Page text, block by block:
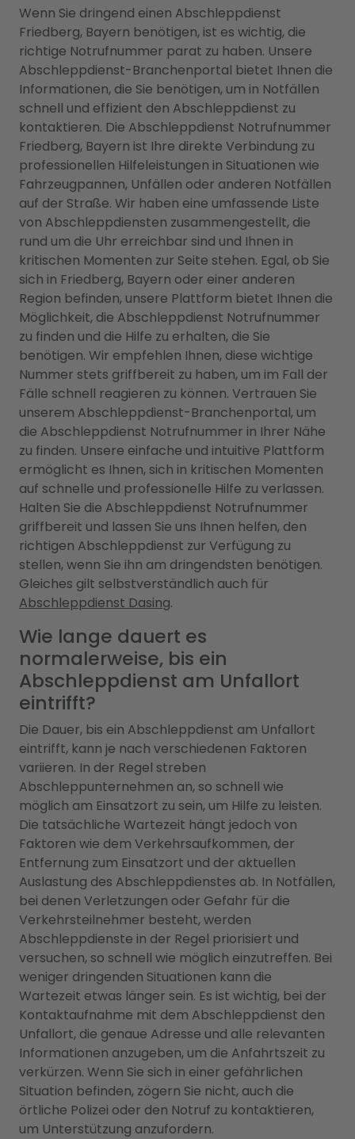
Wenn Sie dringend einen Abschleppdienst
Friedberg, Bayern benötigen, ist es wichtig, die
richtige Notrufnummer parat zu haben. Unsere
Abschleppdienst-Branchenportal bietet Ihnen die
Informationen, die Sie benötigen, um in Notfällen
schnell und effizient den Abschleppdienst zu
kontaktieren. Die Abschleppdienst Notrufnummer
Friedberg, Bayern ist Ihre direkte Verbindung zu
professionellen Hilfeleistungen in Situationen wie
Fahrzeugpannen, Unfällen oder anderen Notfällen
auf der Straße. Wir haben eine umfassende Liste
von Abschleppdiensten zusammengestellt, die
rund um die Uhr erreichbar sind und Ihnen in
kritischen Momenten zur Seite stehen. Egal, ob Sie
sich in Friedberg, Bayern oder einer anderen
Region befinden, unsere Plattform bietet Ihnen die
Möglichkeit, die Abschleppdienst Notrufnummer
zu finden und die Hilfe zu erhalten, die Sie
benötigen. Wir empfehlen Ihnen, diese wichtige
Nummer stets griffbereit zu haben, um im Fall der
Fälle schnell reagieren zu können. Vertrauen Sie
unserem Abschleppdienst-Branchenportal, um
die Abschleppdienst Notrufnummer in Ihrer Nähe
zu finden. Unsere einfache und intuitive Plattform
ermöglicht es Ihnen, sich in kritischen Momenten
auf schnelle und professionelle Hilfe zu verlassen.
Halten Sie die Abschleppdienst Notrufnummer
griffbereit und lassen Sie uns Ihnen helfen, den
richtigen Abschleppdienst zur Verfügung zu
stellen, wenn Sie ihn am dringendsten benötigen.
Gleiches gilt selbstverständlich auch für
Abschleppdienst Dasing.
Wie lange dauert es
normalerweise, bis ein
Abschleppdienst am Unfallort
eintrifft?
Die Dauer, bis ein Abschleppdienst am Unfallort
eintrifft, kann je nach verschiedenen Faktoren
variieren. In der Regel streben
Abschleppunternehmen an, so schnell wie
möglich am Einsatzort zu sein, um Hilfe zu leisten.
Die tatsächliche Wartezeit hängt jedoch von
Faktoren wie dem Verkehrsaufkommen, der
Entfernung zum Einsatzort und der aktuellen
Auslastung des Abschleppdienstes ab. In Notfällen,
bei denen Verletzungen oder Gefahr für die
Verkehrsteilnehmer besteht, werden
Abschleppdienste in der Regel priorisiert und
versuchen, so schnell wie möglich einzutreffen. Bei
weniger dringenden Situationen kann die
Wartezeit etwas länger sein. Es ist wichtig, bei der
Kontaktaufnahme mit dem Abschleppdienst den
Unfallort, die genaue Adresse und alle relevanten
Informationen anzugeben, um die Anfahrtszeit zu
verkürzen. Wenn Sie sich in einer gefährlichen
Situation befinden, zögern Sie nicht, auch die
örtliche Polizei oder den Notruf zu kontaktieren,
um Unterstützung anzufordern.